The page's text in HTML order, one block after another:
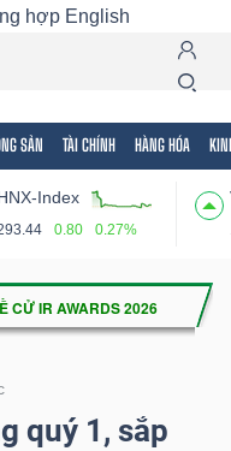
hợp English
SẢN TÀI CHÍNH HÀNG HÓA
Index
0.80 0.27%
quý 1, sắp
Mã chứng khoán